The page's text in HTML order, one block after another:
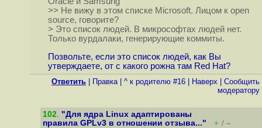
>> Не вижу в этом списке Microsoft. Лицом к open
source, говорите?
> Это список людей. В микрософтах людей нет.
Только вурдалаки, генерирующие коммиты.
Позвольте, если это список людей, как Вы
утверждаете, от с какого рожна там Red Hat?
Ответить Правка| ^ к родителю #16 Наверх
Cообщить
модератору
102. "Для ядра Linux адаптированы
правила GPLv3 в отношении отзыва..."
+ / –